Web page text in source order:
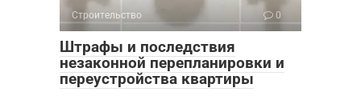
Строительство 0
Штрафы и последствия
незаконной перепланировки и
переустройства квартиры